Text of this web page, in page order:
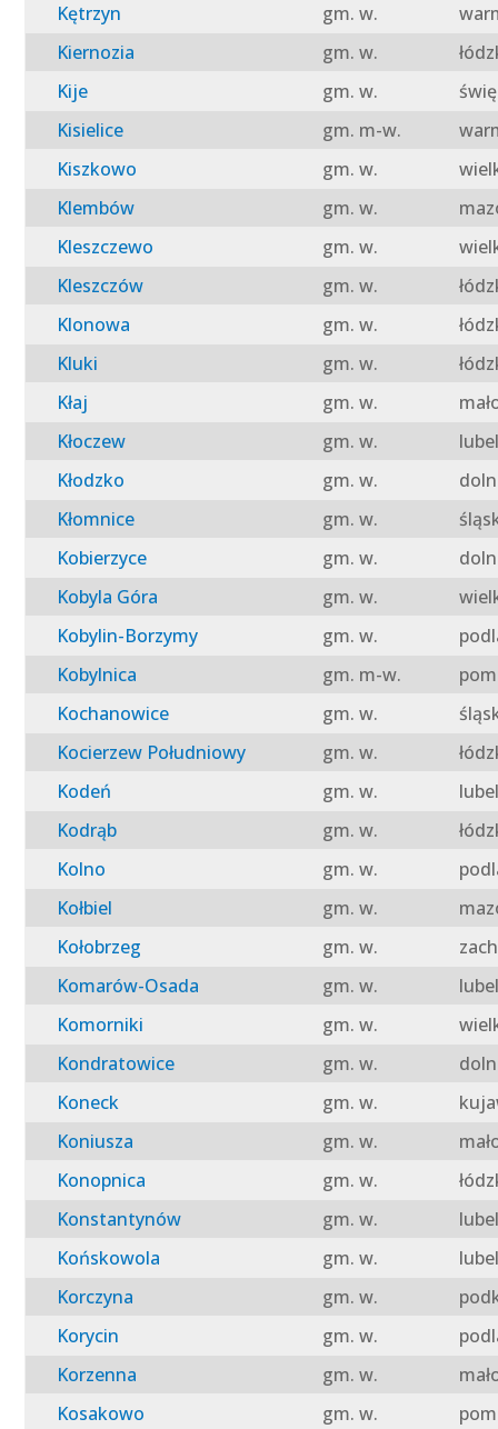
Kętrzyn
gm. w.
Kiernozia
gm. w.
Kije
gm. w.
Kisielice
gm. m-w.
Kiszkowo
gm. w.
Klembów
gm. w.
Kleszczewo
gm. w.
Kleszczów
gm. w.
Klonowa
gm. w.
Kluki
gm. w.
Kłaj
gm. w.
Kłoczew
gm. w.
Kłodzko
gm. w.
Kłomnice
gm. w.
Kobierzyce
gm. w.
Kobyla Góra
gm. w.
Kobylin-Borzymy
gm. w.
Kobylnica
gm. m-w.
Kochanowice
gm. w.
Kocierzew Południowy
gm. w.
Kodeń
gm. w.
Kodrąb
gm. w.
Kolno
gm. w.
Kołbiel
gm. w.
Kołobrzeg
gm. w.
Komarów-Osada
gm. w.
Komorniki
gm. w.
Kondratowice
gm. w.
Koneck
gm. w.
Koniusza
gm. w.
Konopnica
gm. w.
Konstantynów
gm. w.
Końskowola
gm. w.
Korczyna
gm. w.
Korycin
gm. w.
Korzenna
gm. w.
Kosakowo
gm. w.